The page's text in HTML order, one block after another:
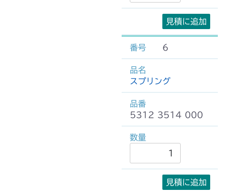
見積に追加
6
スプリング
5312 3514 000
見積に追加